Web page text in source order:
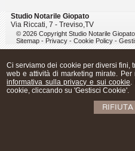
Ci serviamo dei cookie per diversi fini,
web e attività di marketing mirate.
informativa sulla privacy e sui cookie.
cookie, cliccando su 'Gestisci Cookie'.
RIFIUTA
Studio Notarile Giopato
Via Riccati, 7 - Treviso,TV
© 2026 Copyright Studio Notarile
Sitemap- Privacy- Cookie Policy-